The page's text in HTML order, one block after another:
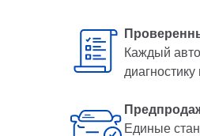
Каждый
Единые